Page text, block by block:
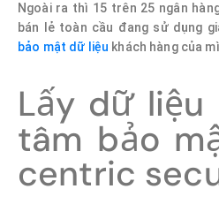
Ngoài ra thì 15 trên 25 ngân
bán lẻ toàn cầu đang sử dụng
bảo mật dữ liệu khách hàng của
Lấy dữ liệu
tâm bảo
centric